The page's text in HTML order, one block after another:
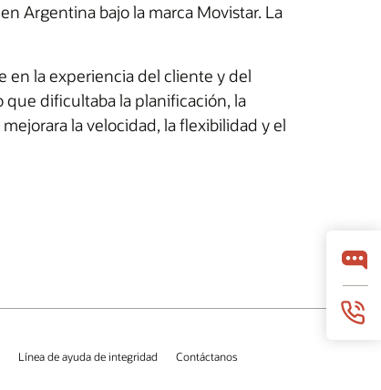
Argentina bajo la marca Movistar. La
la experiencia del cliente y del
que dificultaba la planificación, la
la velocidad, la flexibilidad y el
Línea de ayuda de integridad Contáctanos